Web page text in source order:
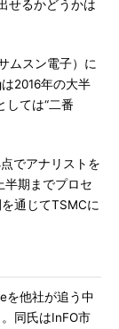
せるかどうかは
ムスン電子）に
2016年の大半
しては“二番
でアナリストを
半期までプロセ
通じてTSMCに
を他社が追う中
同氏はInFO市